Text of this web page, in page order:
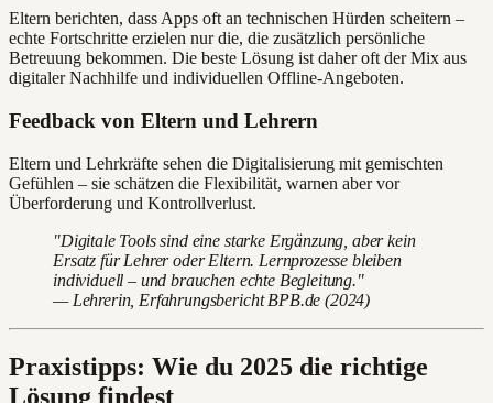
Eltern berichten, dass Apps oft an technischen Hürden scheitern –
echte Fortschritte erzielen nur die, die zusätzlich persönliche
Betreuung bekommen. Die beste Lösung ist daher oft der Mix aus
digitaler Nachhilfe und individuellen Offline-Angeboten.
Feedback von Eltern und Lehrern
Eltern und Lehrkräfte sehen die Digitalisierung mit gemischten
Gefühlen – sie schätzen die Flexibilität, warnen aber vor
Überforderung und Kontrollverlust.
"Digitale Tools sind eine starke Ergänzung, aber kein
Ersatz für Lehrer oder Eltern. Lernprozesse bleiben
individuell – und brauchen echte Begleitung."
— Lehrerin, Erfahrungsbericht BPB.de (2024)
Praxistipps: Wie du 2025 die richtige
Lösung findest